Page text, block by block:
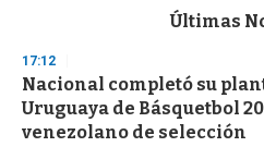
d
s
o
f
3
Últimas
17:12
Nacional completó su
Uruguaya de Básquetbol
venezolano de selección